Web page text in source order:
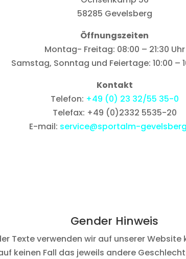
58285 Gevelsberg
Öffnungszeiten
Montag- Freitag: 08:00 – 21:30 Uhr
Samstag, Sonntag und Feiertage: 10:00 –
Kontakt
Telefon: +49 (0) 23 32/55 35-0
Telefax: +49 (0)2332 5535-20
E-mail: service@sportalm-
Gender Hinweis
Texte verwenden wir auf unserer
keinen Fall das jeweils andere